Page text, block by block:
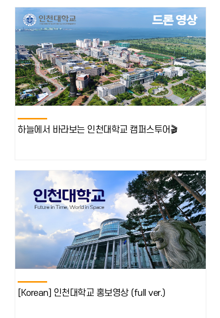
하늘에서 바라보는 인천대학교 캠퍼스투어🎬
[Korean] 인천대학교 홍보영상 (full ver.)